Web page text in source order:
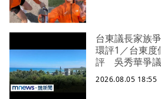
台東議長家族
環評1／台東度
評 吳秀華爭
2026.08.05 18:55